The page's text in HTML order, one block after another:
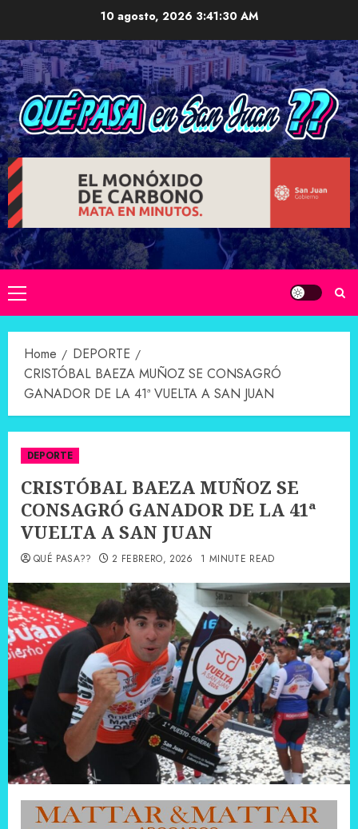
content
10 agosto, 2026 3:41:31 AM
Primary
Menu
Home
DEPORTE
CRISTÓBAL BAEZA MUÑOZ SE CONSAGRÓ
GANADOR DE LA 41ª VUELTA A SAN JUAN
DEPORTE
CRISTÓBAL BAEZA MUÑOZ SE
CONSAGRÓ GANADOR DE LA 41ª
VUELTA A SAN JUAN
QUÉ PASA?? 2 FEBRERO, 2026 1 MINUTE READ